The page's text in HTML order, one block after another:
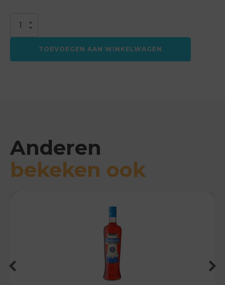
Mandarijnen
aantal
TOEVOEGEN AAN WINKELWAGEN
Anderen
bekeken ook